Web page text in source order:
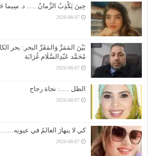
حِينَ يَكْذِبُ الزَّمانُ ….. د. سِيما
2026-08-07
بَيْنَ المَمَرِّ وَالمَقَرِّ البحر: بحر
مُحَمَّد عَبْدِالسَّلَام غُرَابَة
2026-08-07
الظل …..: نجاة رجاح
2026-08-07
كي لا ينهارَ العالمُ في
2026-08-07